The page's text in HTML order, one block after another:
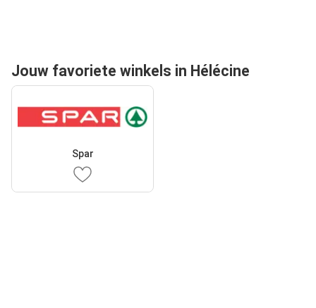
Jouw favoriete winkels in Hélécine
Spar